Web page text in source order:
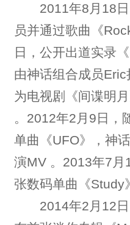
2011年8月18日
员并通过歌曲《
日，公开出道实录
由神话组合成员
为电视剧《间谍明
。2012年2月9日，
单曲《UFO》，神
演MV 。2013年7月
张数码单曲《Study
2014年2月12日